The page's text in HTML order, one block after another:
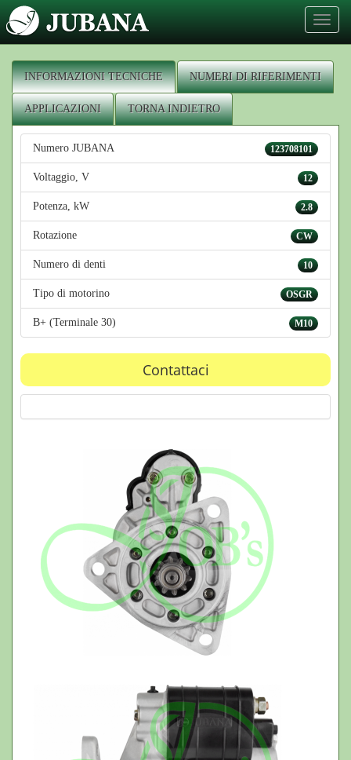
Toggle
INFORMAZIONI TECNICHE NUMERI DI RIFERIMENTI
APPLICAZIONI TORNA INDIETRO
123708101
Numero JUBANA
12
Voltaggio, V
2.8
Potenza, kW
CW
Rotazione
10
Numero di denti
OSGR
Tipo di motorino
M10
B+ (Terminale 30)
Contattaci